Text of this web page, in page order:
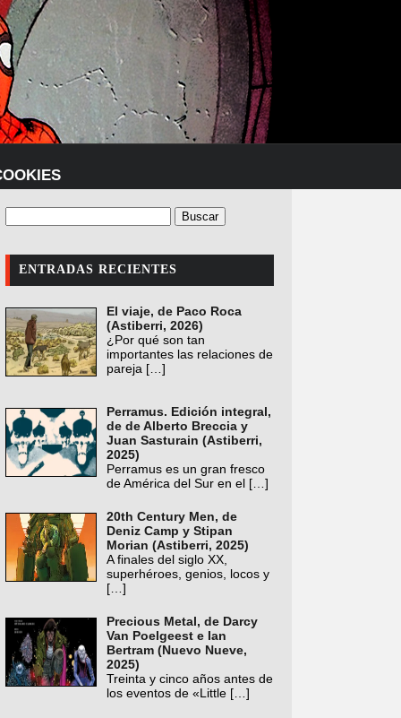
ENTRADAS RECIENTES
El viaje, de Paco Roca
(Astiberri, 2026)
¿Por qué son tan
importantes las relaciones de
pareja […]
Perramus. Edición integral,
de de Alberto Breccia y
Juan Sasturain (Astiberri,
2025)
Perramus es un gran fresco
de América del Sur en el […]
20th Century Men, de
Deniz Camp y Stipan
Morian (Astiberri, 2025)
A finales del siglo XX,
superhéroes, genios, locos y
[…]
Precious Metal, de Darcy
Van Poelgeest e Ian
Bertram (Nuevo Nueve,
2025)
Treinta y cinco años antes de
los eventos de «Little […]